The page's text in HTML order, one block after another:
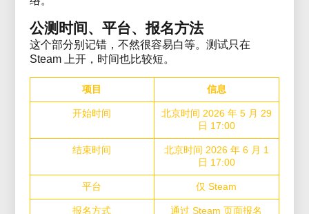
公测时间、平台、报名方法
这个部分别记错，不然很容易白等。测试只在
Steam 上开，时间也比较短。
项目 信息
开始时间
北京时间 2026 年 5 月 29
日 17:00
结束时间
北京时间 2026 年 6 月 1
日 17:00
平台 仅 Steam
报名方式 通过 Steam 页面报名